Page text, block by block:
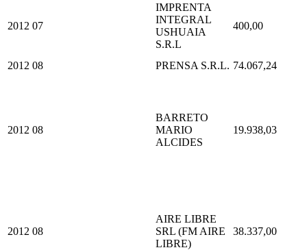
2012 07
IMPRENTA
INTEGRAL
USHUAIA
S.R.L
400,00
2012 08 PRENSA S.R.L. 74.067,24
2012 08
BARRETO
MARIO
ALCIDES
19.938,03
2012 08
AIRE LIBRE
SRL (FM AIRE
LIBRE)
38.337,00